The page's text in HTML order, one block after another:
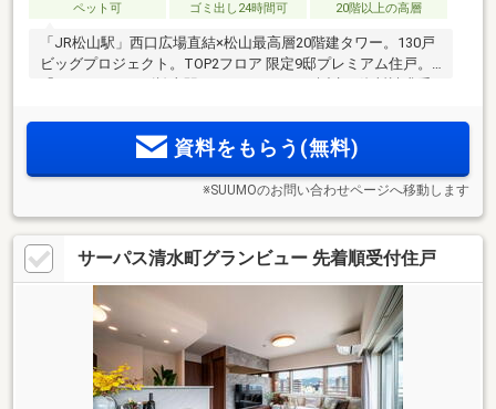
ペット可
ゴミ出し24時間可 20階以上の高層
「JR松山駅」西口広場直結×松山最高層20階建タワー。130戸
ビッグプロジェクト。TOP2フロア 限定9邸プレミアム住戸。
資料をもらう(無料)
※SUUMOのお問い合わせページへ移動します
サーパス清水町グランビュー 先着順受付住戸